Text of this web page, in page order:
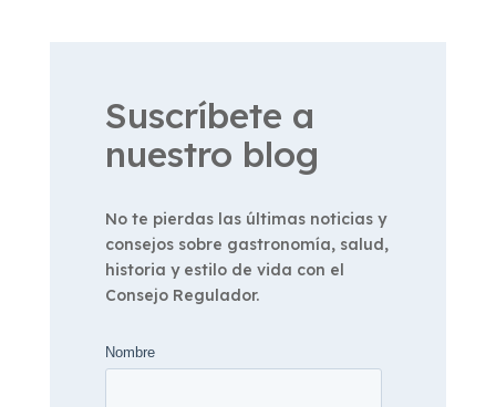
Suscríbete a
nuestro blog
No te pierdas las últimas noticias y
consejos sobre gastronomía, salud,
historia y estilo de vida con el
Consejo Regulador.